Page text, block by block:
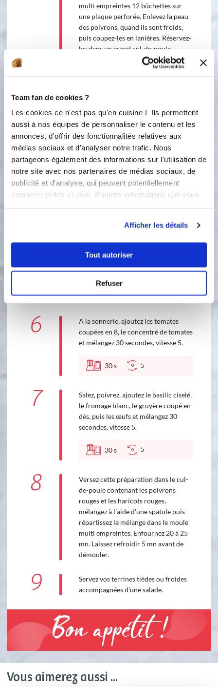
Team fan de cookies ?
Les cookies ce n'est pas qu'en cuisine ! Ils permettent
aussi à nos équipes de personnaliser le contenu et les
annonces, d'offrir des fonctionnalités relatives aux
médias sociaux et d'analyser notre trafic. Nous
partageons également des informations sur l'utilisation de
notre site avec nos partenaires de médias sociaux, de
publicité et d'analyse, qui peuvent potentiellement
combiner celles-ci avec d'autres informations que vous
Afficher les détails
Tout autoriser
Refuser
multi empreintes 12 bûchettes sur
une plaque perforée. Enlevez la peau
des poivrons, quand ils sont froids,
puis coupez-les en lanières. Réservez-
les dans un grand cul-de-poule.
passoire, égouttez-les puis ajoutez-les
le tout.
4
Épluchez l'oignon, coupez-le en 4,
mettez-le dans le bol du cook'in puis
émincez-le 5 secondes, vitesse 7.
5s 7
ramener les ougnons émincés dans le
l'i-cook'in et vitesse 1 avec le 3.0.
Rissoler :
120 °C
6
A la sonnerie, ajoutez les tomates
coupées en 8, le concentré de tomates
et mélangez 30 secondes, vitesse 5.
30s 5
7
Salez, poivrez, ajoutez le basilic ciselé,
le fromage blanc, le gruyère coupé en
dés, puis les œufs et mélangez 30
secondes, vitesse 5.
30s 5
8
Versez cette préparation dans le cul-
de-poule contenant les poivrons
rouges et les haricots rouges,
mélangez à l'aide d'une spatule puis
répartissez le mélange dans le moule
multi empreintes. Enfournez 20 à 25
mn. Laissez refroidir 5 mn avant de
démouler.
9
Servez vos terrines tièdes ou froides
accompagnées d'une salade.
Bon appétit !
Vous aimerez aussi ...